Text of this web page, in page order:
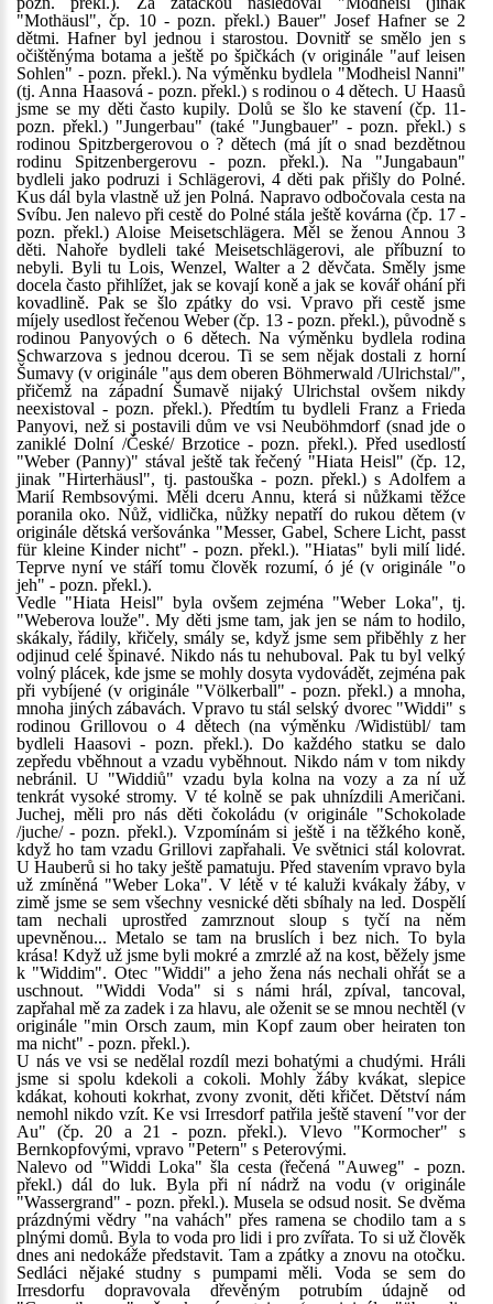
"Mothäusl", čp. 10 - pozn. překl.) Bauer" Josef Hafner se 2
dětmi. Hafner byl jednou i starostou. Dovnitř se smělo jen s
očištěnýma botama a ještě po špičkách (v originále "auf leisen
Sohlen" - pozn. překl.). Na výměnku bydlela "Modheisl Nanni"
(tj. Anna Haasová - pozn. překl.) s rodinou o 4 dětech. U Haasů
jsme se my děti často kupily. Dolů se šlo ke stavení (čp. 11-
pozn. překl.) "Jungerbau" (také "Jungbauer" - pozn. překl.) s
rodinou Spitzbergerovou o ? dětech (má jít o snad bezdětnou
rodinu Spitzenbergerovu - pozn. překl.). Na "Jungabaun"
bydleli jako podruzi i Schlägerovi, 4 děti pak přišly do Polné.
Kus dál byla vlastně už jen Polná. Napravo odbočovala cesta na
Svíbu. Jen nalevo při cestě do Polné stála ještě kovárna (čp. 17 -
pozn. překl.) Aloise Meisetschlägera. Měl se ženou Annou 3
děti. Nahoře bydleli také Meisetschlägerovi, ale příbuzní to
nebyli. Byli tu Lois, Wenzel, Walter a 2 děvčata. Směly jsme
docela často přihlížet, jak se kovají koně a jak se kovář ohání při
kovadlině. Pak se šlo zpátky do vsi. Vpravo při cestě jsme
míjely usedlost řečenou Weber (čp. 13 - pozn. překl.), původně s
rodinou Panyových o 6 dětech. Na výměnku bydlela rodina
Schwarzova s jednou dcerou. Ti se sem nějak dostali z horní
Šumavy (v originále "aus dem oberen Böhmerwald /Ulrichstal/",
přičemž na západní Šumavě nijaký Ulrichstal ovšem nikdy
neexistoval - pozn. překl.). Předtím tu bydleli Franz a Frieda
Panyovi, než si postavili dům ve vsi Neuböhmdorf (snad jde o
zaniklé Dolní /České/ Brzotice - pozn. překl.). Před usedlostí
"Weber (Panny)" stával ještě tak řečený "Hiata Heisl" (čp. 12,
jinak "Hirterhäusl", tj. pastouška - pozn. překl.) s Adolfem a
Marií Rembsovými. Měli dceru Annu, která si nůžkami těžce
poranila oko. Nůž, vidlička, nůžky nepatří do rukou dětem (v
originále dětská veršovánka "Messer, Gabel, Schere Licht, passt
für kleine Kinder nicht" - pozn. překl.). "Hiatas" byli milí lidé.
Teprve nyní ve stáří tomu člověk rozumí, ó jé (v originále "o
jeh" - pozn. překl.).
Vedle "Hiata Heisl" byla ovšem zejména "Weber Loka", tj.
"Weberova louže". My děti jsme tam, jak jen se nám to hodilo,
skákaly, řádily, křičely, smály se, když jsme sem přiběhly z her
odjinud celé špinavé. Nikdo nás tu nehuboval. Pak tu byl velký
volný plácek, kde jsme se mohly dosyta vydovádět, zejména pak
při vybíjené (v originále "Völkerball" - pozn. překl.) a mnoha,
mnoha jiných zábavách. Vpravo tu stál selský dvorec "Widdi" s
rodinou Grillovou o 4 dětech (na výměnku /Widistübl/ tam
bydleli Haasovi - pozn. překl.). Do každého statku se dalo
zepředu vběhnout a vzadu vyběhnout. Nikdo nám v tom nikdy
nebránil. U "Widdiů" vzadu byla kolna na vozy a za ní už
tenkrát vysoké stromy. V té kolně se pak uhnízdili Američani.
Juchej, měli pro nás děti čokoládu (v originále "Schokolade
/juche/ - pozn. překl.). Vzpomínám si ještě i na těžkého koně,
když ho tam vzadu Grillovi zapřahali. Ve světnici stál kolovrat.
U Hauberů si ho taky ještě pamatuju. Před stavením vpravo byla
už zmíněná "Weber Loka". V létě v té kaluži kvákaly žáby, v
zimě jsme se sem všechny vesnické děti sbíhaly na led. Dospělí
tam nechali uprostřed zamrznout sloup s tyčí na něm
upevněnou... Metalo se tam na bruslích i bez nich. To byla
krása! Když už jsme byli mokré a zmrzlé až na kost, běžely jsme
k "Widdim". Otec "Widdi" a jeho žena nás nechali ohřát se a
uschnout. "Widdi Voda" si s námi hrál, zpíval, tancoval,
zapřahal mě za zadek i za hlavu, ale oženit se se mnou nechtěl (v
originále "min Orsch zaum, min Kopf zaum ober heiraten ton
ma nicht" - pozn. překl.).
U nás ve vsi se nedělal rozdíl mezi bohatými a chudými. Hráli
jsme si spolu kdekoli a cokoli. Mohly žáby kvákat, slepice
kdákat, kohouti kokrhat, zvony zvonit, děti křičet. Dětství nám
nemohl nikdo vzít. Ke vsi Irresdorf patřila ještě stavení "vor der
Au" (čp. 20 a 21 - pozn. překl.). Vlevo "Kormocher" s
Bernkopfovými, vpravo "Petern" s Peterovými.
Nalevo od "Widdi Loka" šla cesta (řečená "Auweg" - pozn.
překl.) dál do luk. Byla při ní nádrž na vodu (v originále
"Wassergrand" - pozn. překl.). Musela se odsud nosit. Se dvěma
prázdnými vědry "na vahách" přes ramena se chodilo tam a s
plnými domů. Byla to voda pro lidi i pro zvířata. To si už člověk
dnes ani nedokáže představit. Tam a zpátky a znovu na otočku.
Sedláci nějaké studny s pumpami měli. Voda se sem do
Irresdorfu dopravovala dřevěným potrubím údajně od